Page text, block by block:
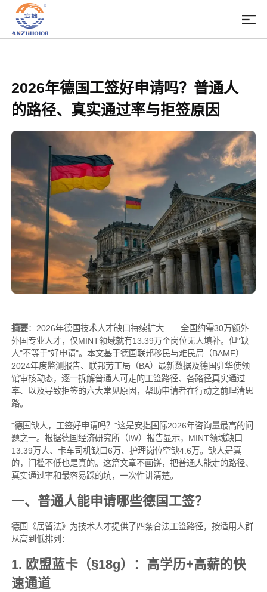
2026年德国工签好申请吗？普通人
的路径、真实通过率与拒签原因
摘要：2026年德国技术人才缺口持续扩大——全国约需30万额外
外国专业人才，仅MINT领域就有13.39万个岗位无人填补。但"缺
人"不等于"好申请"。本文基于德国联邦移民与难民局（BAMF）
2024年度监测报告、联邦劳工局（BA）最新数据及德国驻华使领
馆审核动态，逐一拆解普通人可走的工签路径、各路径真实通过
率、以及导致拒签的六大常见原因，帮助申请者在行动之前理清思
路。
"德国缺人，工签好申请吗？"这是安拙国际2026年咨询量最高的问
题之一。根据德国经济研究所（IW）报告显示，MINT领域缺口
13.39万人、卡车司机缺口6万、护理岗位空缺4.6万。缺人是真
的，门槛不低也是真的。这篇文章不画饼，把普通人能走的路径、
真实通过率和最容易踩的坑，一次性讲清楚。
一、普通人能申请哪些德国工签？
德国《居留法》为技术人才提供了四条合法工签路径，按适用人群
从高到低排列：
1. 欧盟蓝卡（§18g）：高学历+高薪的快
速通道